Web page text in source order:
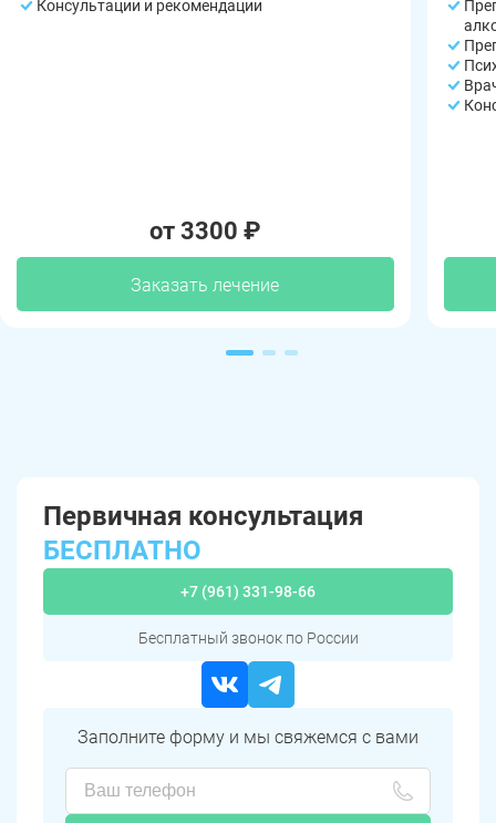
Консультации и рекомендации
от 3300 ₽
Заказать лечение
Первичная консультация
БЕСПЛАТНО
+7 (961) 331-98-66
Бесплатный звонок по России
Заполните форму и мы свяжемся с вами